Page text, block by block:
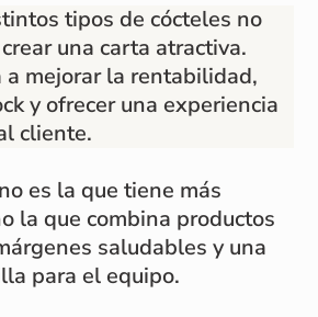
tipos de cócteles no
una carta atractiva.
a mejorar la rentabilidad,
y ofrecer una experiencia
cliente.
es la que tiene más
la que combina productos
saludables y una
para el equipo.